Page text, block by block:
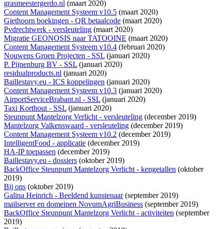
grasmeestergerdo.nl (maart 2020)
Content Management Systeem v10.5 (maart 2020)
Giethoorn boekingen - QR betaalcode (maart 2020)
Pvdrechtwerk - versleuteling (maart 2020)
Migratie GEONOSIS naar TATOOINE (maart 2020)
Content Management Systeem v10.4 (februari 2020)
Nouwens Groen Projecten - SSL (januari 2020)
P. Pijnenburg BV - SSL (januari 2020)
residualproducts.nl (januari 2020)
Baillestavy.eu - ICS koppelingen (januari 2020)
Content Management Systeem v10.3 (januari 2020)
AirportServiceBrabant.nl - SSL (januari 2020)
Taxi Korthout - SSL (januari 2020)
Steunpunt Mantelzorg Verlicht - versleuteling (december 2019)
Mantelzorg Valkenswaard - versleuteling (december 2019)
Content Management Systeem v10.2 (december 2019)
IntelligentFood - applicatie (december 2019)
HA-IP toepassen (december 2019)
Baillestavy.eu - dossiers (oktober 2019)
BackOffice Steunpunt Mantelzorg Verlicht - kengetallen (oktober
2019)
Bij ons (oktober 2019)
Galina Heinrich - Beeldend kunstenaar(september 2019)
mailserver en domeinen NovumAgriBusiness (september 2019)
BackOffice Steunpunt Mantelzorg Verlicht - activiteiten (september
2019)